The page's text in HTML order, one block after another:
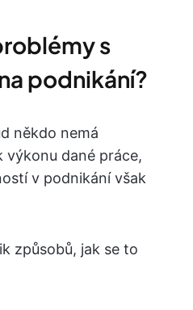
s
podnikání?
někdo nemá
dané práce,
v podnikání však
způsobů, jak se to